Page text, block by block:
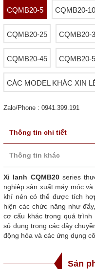
CQMB20-5 CQMB20-10
CQMB20-25 CQMB20-
CQMB20-45 CQMB20-
CÁC MODEL KHÁC XIN
Zalo/Phone : 0941.399.191
Thông tin chi tiết
Thông tin khác
Xi lanh CQMB20series
nghiệp sản xuất máy móc
khí nén có thể được tích
hiện các chức năng như
cơ cấu khác trong quá
sử dụng trong các dây
động hóa và các ứng dụng
Sản